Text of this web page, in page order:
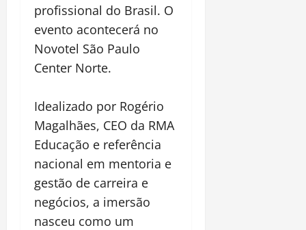
profissional do Brasil. O
evento acontecerá no
Novotel São Paulo
Center Norte.
Idealizado por Rogério
Magalhães, CEO da RMA
Educação e referência
nacional em mentoria e
gestão de carreira e
negócios, a imersão
nasceu como um